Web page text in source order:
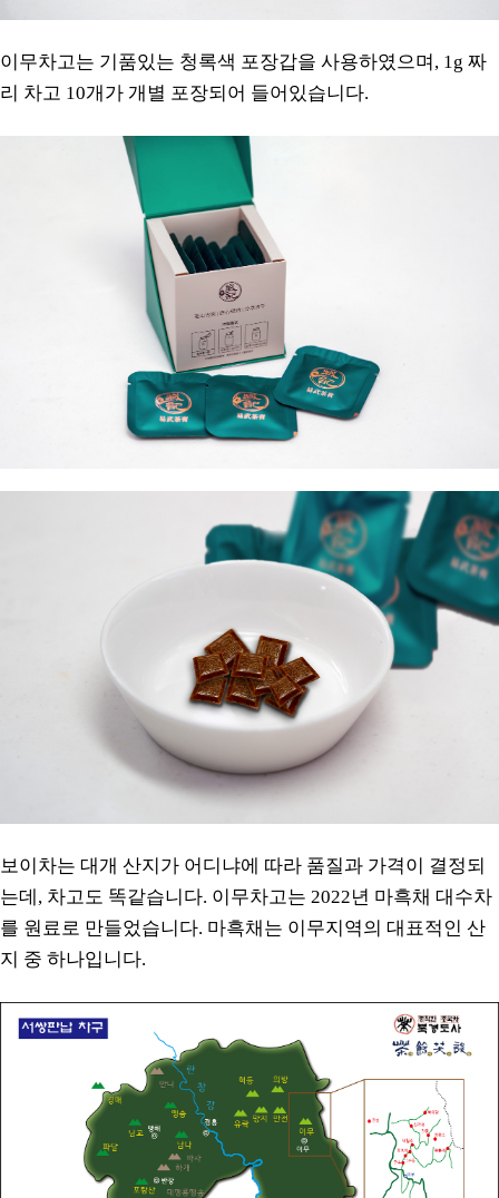
이무차고는 기품있는 청록색 포장갑을 사용하였으며, 1g 짜
리 차고 10개가 개별 포장되어 들어있습니다.
보이차는 대개 산지가 어디냐에 따라 품질과 가격이 결정되
는데, 차고도 똑같습니다. 이무차고는 2022년 마흑채 대수차
를 원료로 만들었습니다. 마흑채는 이무지역의 대표적인 산
지 중 하나입니다.